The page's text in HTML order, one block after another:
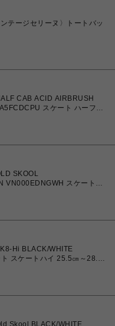
テージセリーヌ〉トートバッ
CAB ACID AIRBRUSH
スケート ハーフキ
ーカー メンズ シューズ
SKOOL
VN000EDNGWH スケートオ
Hi BLACK/WHITE
トハイ 25.5㎝～28.0
ューズ 0194905568090 【送
Skool BLACK/WHITE